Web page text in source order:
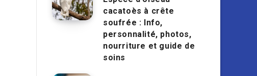
cacatoès à crête
soufrée : Info,
personnalité, photos,
nourriture et guide de
soins